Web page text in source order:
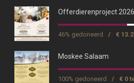
Offerdierenproject 2026
46% gedoneerd / €
Moskee Salaam
100% gedoneerd / € 0